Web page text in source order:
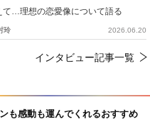
も感動も運んでくれるおすすめ
て…理想の恋愛像について語る
玲 2026.06.20
インタビュー記事一覧